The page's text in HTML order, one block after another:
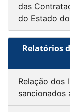
das
do Estado
Relatórios
Relação dos
sancionados